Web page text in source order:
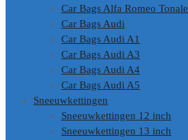
Car Bags Alfa Romeo Tonale
Car Bags Audi
Car Bags Audi A1
Car Bags Audi A3
Car Bags Audi A4
Car Bags Audi A5
Sneeuwkettingen
Sneeuwkettingen 12 inch
Sneeuwkettingen 13 inch